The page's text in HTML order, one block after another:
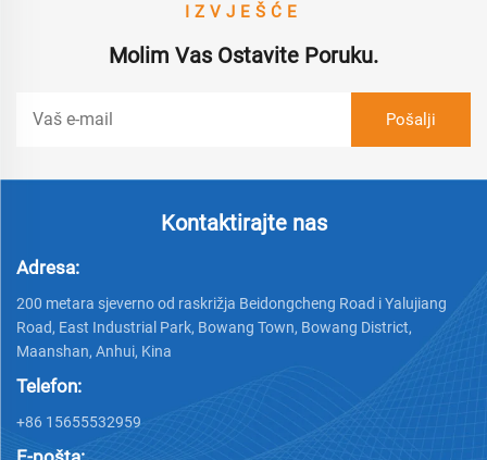
IZVJEŠĆE
Molim Vas Ostavite Poruku.
Kontaktirajte nas
Adresa:
200 metara sjeverno od raskrižja Beidongcheng Road i Yalujiang
Road, East Industrial Park, Bowang Town, Bowang District,
Maanshan, Anhui, Kina
Telefon:
+86 15655532959